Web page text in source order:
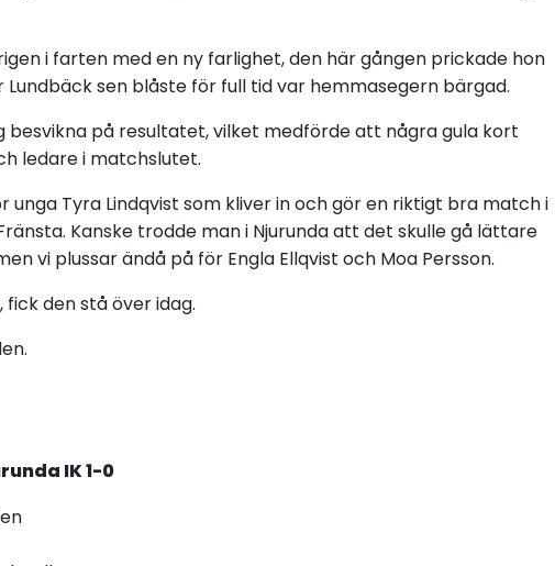
i farten med en ny farlighet, den här gången prickade hon
sen blåste för full tid var hemmasegern bärgad.
besvikna på resultatet, vilket medförde att några gula kort
ledare i matchslutet.
unga Tyra Lindqvist som kliver in och gör en riktigt bra match i
Kanske trodde man i Njurunda att det skulle gå lättare
vi plussar ändå på för Engla Ellqvist och Moa Persson.
den stå över idag.
IK 1-0